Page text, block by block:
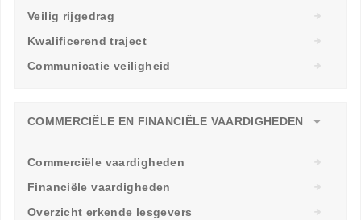
Veilig rijgedrag
Kwalificerend traject
Communicatie veiligheid
COMMERCIËLE EN FINANCIËLE VAARDIGHEDEN
Commerciële vaardigheden
Financiële vaardigheden
Overzicht erkende lesgevers